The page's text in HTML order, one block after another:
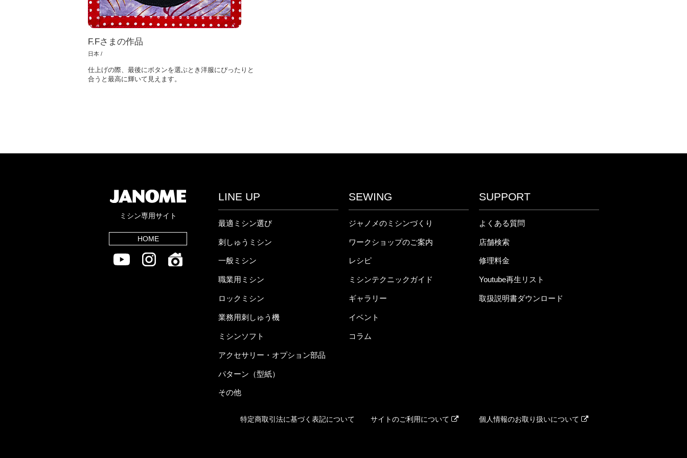
F.Fさまの作品
日本 /
仕上げの際、最後にボタンを選ぶとき洋服にぴったりと
合うと最高に輝いて見えます。
ミシン専用サイト
HOME
LINE UP
最適ミシン選び
刺しゅうミシン
一般ミシン
職業用ミシン
ロックミシン
業務用刺しゅう機
ミシンソフト
アクセサリー・オプション部品
パターン（型紙）
その他
SEWING
ジャノメのミシンづくり
ワークショップのご案内
レシピ
ミシンテクニックガイド
ギャラリー
イベント
コラム
SUPPORT
よくある質問
店舗検索
修理料金
Youtube再生リスト
取扱説明書ダウンロード
特定商取引法に基づく表記について サイトのご利用について 個人情報のお取り扱いについて